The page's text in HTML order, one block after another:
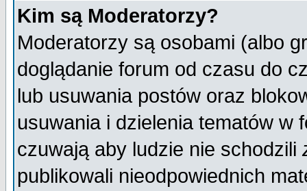
Kim są Moderatorzy?
Moderatorzy są osobami (albo
doglądanie forum od czasu do
lub usuwania postów oraz
usuwania i dzielenia tematów w
czuwają aby ludzie nie schodzili
publikowali nieodpowiednich